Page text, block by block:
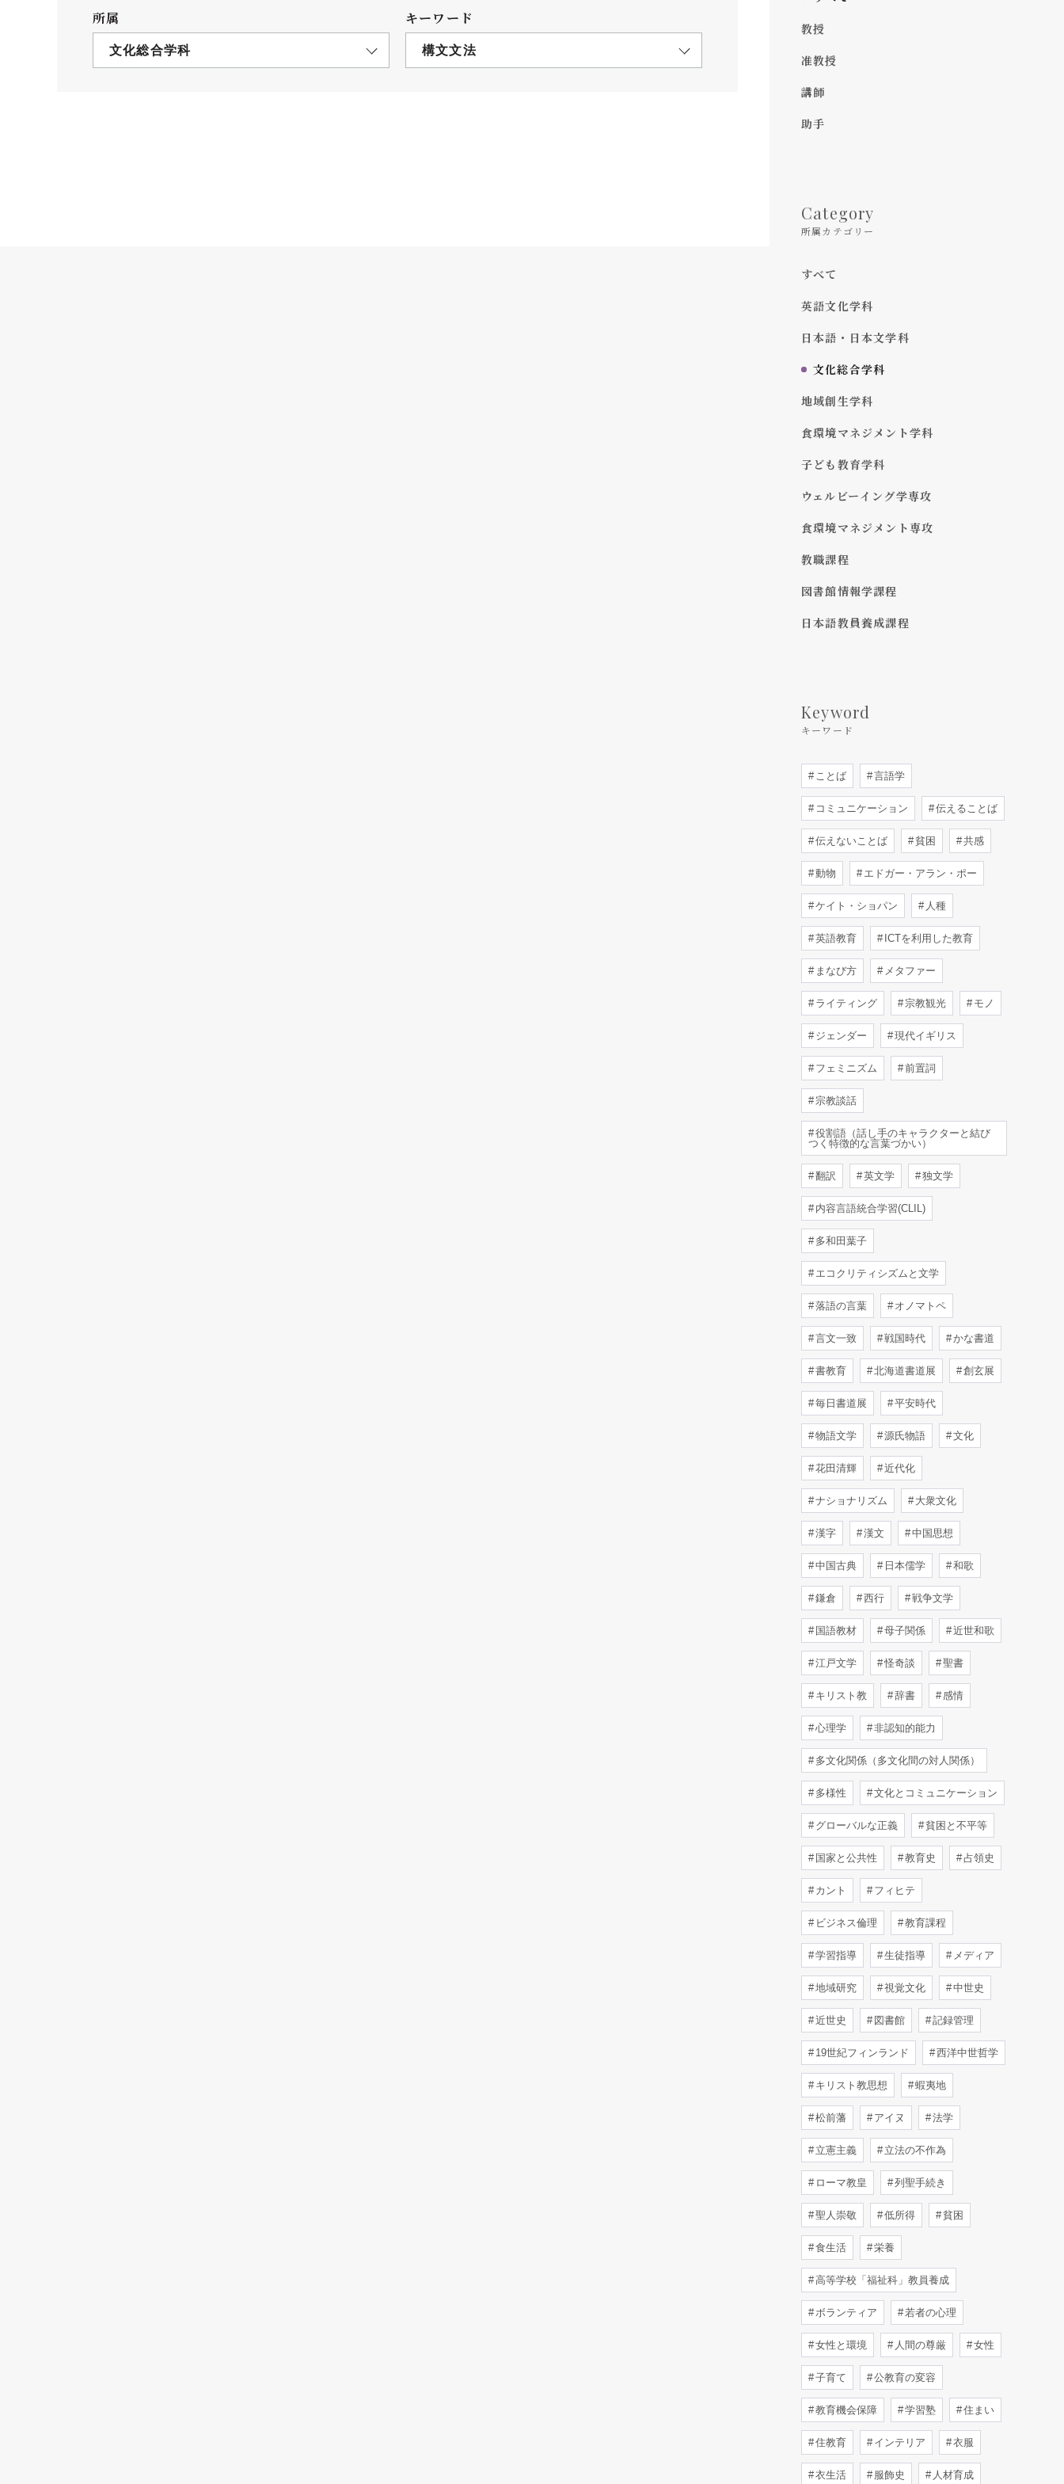
３Dパノラマビュー
所属
文化総合学科
キーワード
構文文法
教授
准教授
講師
助手
Category
所属カテゴリー
すべて
英語文化学科
日本語・日本文学科
文化総合学科
地域創生学科
食環境マネジメント学科
子ども教育学科
ウェルビーイング学専攻
食環境マネジメント専攻
教職課程
図書館情報学課程
日本語教員養成課程
Keyword
キーワード
ことば 言語学
コミュニケーション 伝えることば
伝えないことば 貧困 共感
動物 エドガー・アラン・ポー
ケイト・ショパン 人種
英語教育 ICTを利用した教育
まなび方 メタファー
ライティング 宗教観光 モノ
ジェンダー 現代イギリス
フェミニズム 前置詞
宗教談話
役割語（話し手のキャラクターと結び
つく特徴的な言葉づかい）
翻訳 英文学 独文学
内容言語統合学習(CLIL)
多和田葉子
エコクリティシズムと文学
落語の言葉 オノマトペ
言文一致 戦国時代 かな書道
書教育 北海道書道展 創玄展
毎日書道展 平安時代
物語文学 源氏物語 文化
花田清輝 近代化
ナショナリズム 大衆文化
漢字 漢文 中国思想
中国古典 日本儒学 和歌
鎌倉 西行 戦争文学
国語教材 母子関係 近世和歌
江戸文学 怪奇談 聖書
キリスト教 辞書 感情
心理学 非認知的能力
多文化関係（多文化間の対人関係）
多様性 文化とコミュニケーション
グローバルな正義 貧困と不平等
国家と公共性 教育史 占領史
カント フィヒテ
ビジネス倫理 教育課程
学習指導 生徒指導 メディア
地域研究 視覚文化 中世史
近世史 図書館 記録管理
19世紀フィンランド 西洋中世哲学
キリスト教思想 蝦夷地
松前藩 アイヌ 法学
立憲主義 立法の不作為
ローマ教皇 列聖手続き
聖人崇敬 低所得 貧困
食生活 栄養
高等学校「福祉科」教員養成
ボランティア 若者の心理
女性と環境 人間の尊厳 女性
子育て 公教育の変容
教育機会保障 学習塾 住まい
住教育 インテリア 衣服
衣生活 服飾史 人材育成